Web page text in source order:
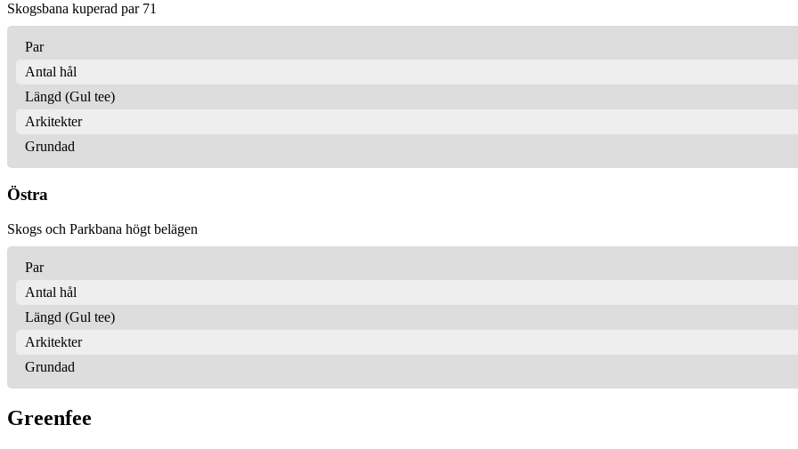
Skogsbana kuperad par 71
Par
Antal hål
Längd (Gul tee)
Arkitekter
Grundad
Östra
Skogs och Parkbana högt belägen
Par
Antal hål
Längd (Gul tee)
Arkitekter
Grundad
Greenfee